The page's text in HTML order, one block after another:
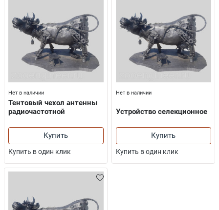
Нет в наличии
Тентовый чехол антенны
радиочастотной
Купить
Купить в один клик
Нет в наличии
Устройство селекционное
Купить
Купить в один клик